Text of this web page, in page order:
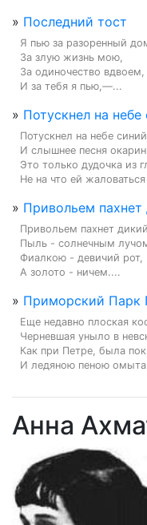
» Последний тост
Я пью за разоренный
За злую жизнь мою,
За одиночество вдвоем,
И за тебя я пью,—...
» Потускнел на небе
Потускнел на небе
И слышнее песня
Это только дудочка из
Не на что ей
» Привольем пахнет
Привольем пахнет
Пыль - солнечным
Фиалкою - девичий рот,
А золото - ничем....
» Приморский Парк
Еще недавно плоская
Черневшая уныло в
Как при Петре, была
И ледяною пеною
Анна